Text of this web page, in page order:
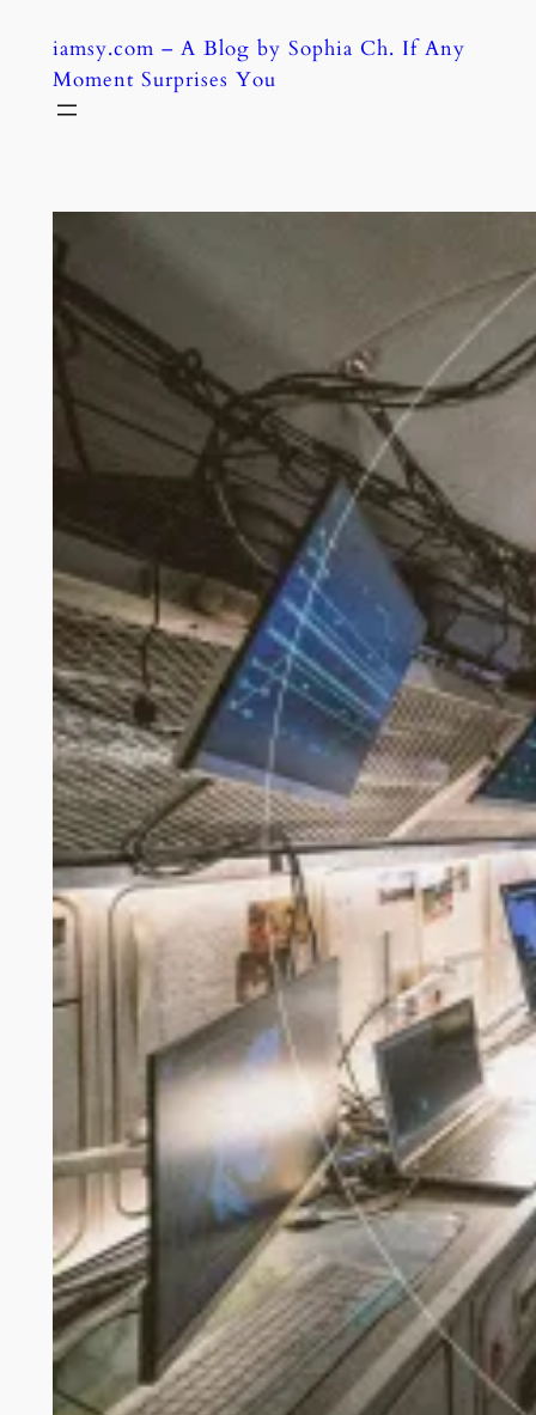
content
iamsy.com – A Blog by Sophia Ch. If Any
Moment Surprises You